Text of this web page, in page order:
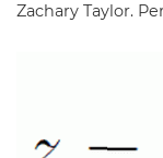
Zachary Taylor.